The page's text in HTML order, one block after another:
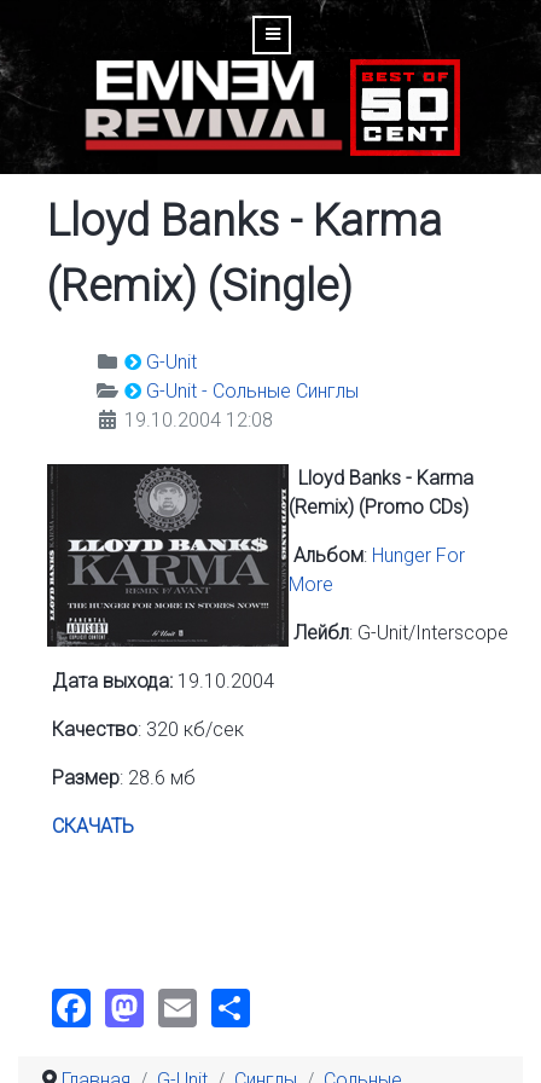
Lloyd Banks - Karma
(Remix) (Single)
G-Unit
G-Unit - Сольные Синглы
19.10.2004 12:08
Lloyd Banks - Karma
(Remix) (Promo CDs)
Альбом: Hunger For
More
Лейбл: G-Unit/Interscope
Дата выхода: 19.10.2004
Качество: 320 кб/сек
Размер: 28.6 мб
СКАЧАТЬ
Facebook
Mastodon
Email